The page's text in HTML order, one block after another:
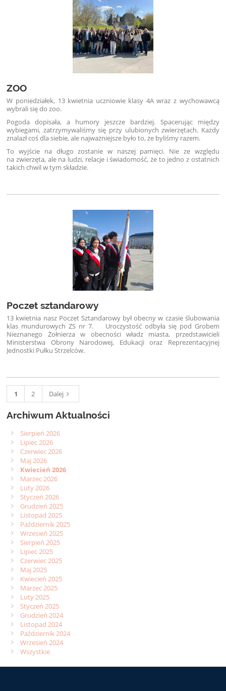
ZOO
W poniedziałek, 13 kwietnia uczniowie klasy 4A wraz z wychowawcą
wybrali się do zoo.
Pogoda dopisała, a humory jeszcze bardziej. Spacerując między
wybiegami, zatrzymywaliśmy się przy ulubionych zwierzętach. Każdy
znalazł coś dla siebie, ale najważniejsze było to, że byliśmy razem.
To wyjście na długo zostanie w naszej pamięci. Nie ze względu
na zwierzęta, ale na ludzi, relacje i świadomość, że to jedno z ostatnich
takich chwil w tym składzie.
Poczet sztandarowy
13 kwietnia nasz Poczet Sztandarowy był obecny w czasie ślubowania
klas mundurowych ZS nr 7. Uroczystość odbyła się pod Grobem
Nieznanego Żołnierza w obecności władz miasta, przedstawicieli
Ministerstwa Obrony Narodowej, Edukacji oraz Reprezentacyjnej
Jednostki Pułku Strzelców.
1 2 Dalej
Archiwum Aktualności
Sierpień 2026
Lipiec 2026
Czerwiec 2026
Maj 2026
Kwiecień 2026
Marzec 2026
Luty 2026
Styczeń 2026
Grudzień 2025
Listopad 2025
Październik 2025
Wrzesień 2025
Sierpień 2025
Lipiec 2025
Czerwiec 2025
Maj 2025
Kwiecień 2025
Marzec 2025
Luty 2025
Styczeń 2025
Grudzień 2024
Listopad 2024
Październik 2024
Wrzesień 2024
Wszystkie